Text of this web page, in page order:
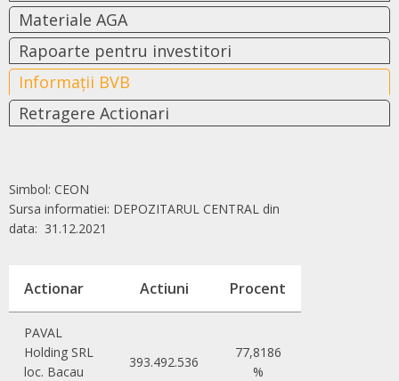
Materiale AGA
Rapoarte pentru investitori
Informații BVB
Retragere Actionari
Simbol: CEON
Sursa informatiei: DEPOZITARUL CENTRAL din
data: 31.12.2021
Actionar Actiuni Procent
PAVAL
Holding SRL
loc. Bacau
393.492.536
77,8186
%